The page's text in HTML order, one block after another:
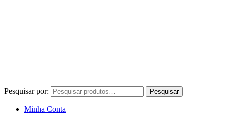
Pesquisar por: Pesquisar
Minha Conta